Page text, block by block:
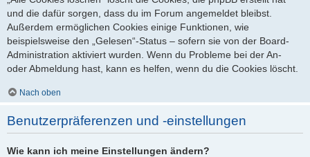
und die dafür sorgen, dass du im Forum angemeldet bleibst.
Außerdem ermöglichen Cookies einige Funktionen, wie
beispielsweise den „Gelesen“-Status – sofern sie von der Board-
Administration aktiviert wurden. Wenn du Probleme bei der An-
oder Abmeldung hast, kann es helfen, wenn du die Cookies löscht.
Nach oben
Benutzerpräferenzen und -einstellungen
Wie kann ich meine Einstellungen ändern?